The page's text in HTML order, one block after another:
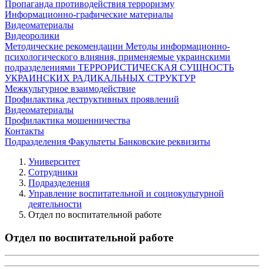
Пропаганда противодействия терроризму
Информационно-графические материалы
Видеоматериалы
Видеоролики
Методические рекомендации Методы информационно-
психологического влияния, применяемые украинскими
подразделениями ТЕРРОРИСТИЧЕСКАЯ СУЩНОСТЬ
УКРАИНСКИХ РАДИКАЛЬНЫХ СТРУКТУР
Межкультурное взаимодействие
Профилактика деструктивных проявлений
Видеоматериалы
Профилактика мошенничества
Контакты
Подразделения Факультеты Банковские реквизиты
Университет
Сотрудники
Подразделения
Управление воспитательной и социокультурной
деятельности
Отдел по воспитательной работе
Отдел по воспитательной работе